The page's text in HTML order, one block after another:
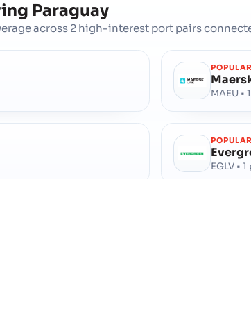
Paraguay
across 2 high-interest port pairs
MAEU •
EGLV •